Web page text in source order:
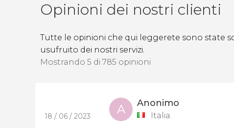
Opinioni dei nostri clienti
Tutte le opinioni che qui leggerete sono state
usufruito dei nostri servizi.
Mostrando 5 di 785 opinioni
18 / 06 / 2023 A Anonimo
Italia